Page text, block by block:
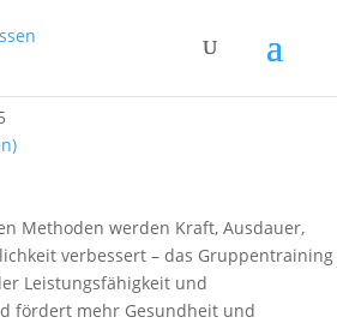
Methoden werden Kraft, Ausdauer,
verbessert – das Gruppentraining
Leistungsfähigkeit und
fördert mehr Gesundheit und